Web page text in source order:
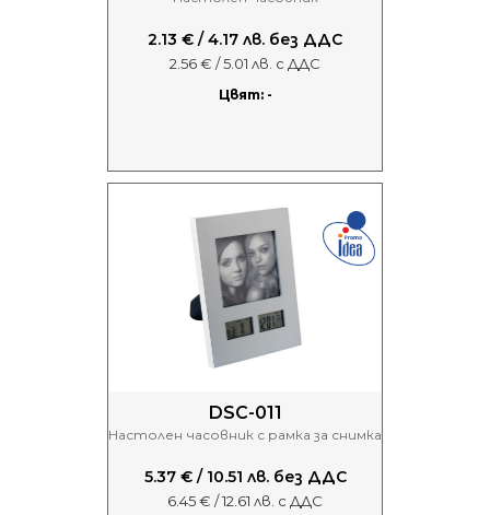
2.13 € / 4.17 лв. без ДДС
2.56 € / 5.01 лв. с ДДС
Цвят: -
DSC-011
Настолен часовник с рамка за снимка
5.37 € / 10.51 лв. без ДДС
6.45 € / 12.61 лв. с ДДС